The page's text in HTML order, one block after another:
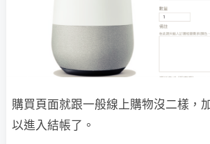
購買頁面就跟一般線上購物沒二樣，
以進入結帳了。